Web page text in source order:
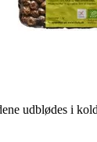
udblødes i